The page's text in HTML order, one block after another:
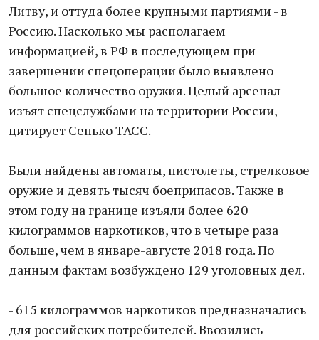
Литву, и оттуда более крупными партиями - в
Россию. Насколько мы располагаем
информацией, в РФ в последующем при
завершении спецоперации было выявлено
большое количество оружия. Целый арсенал
изъят спецслужбами на территории России, -
цитирует Сенько ТАСС.
Были найдены автоматы, пистолеты, стрелковое
оружие и девять тысяч боеприпасов. Также в
этом году на границе изъяли более 620
килограммов наркотиков, что в четыре раза
больше, чем в январе-августе 2018 года. По
данным фактам возбуждено 129 уголовных дел.
- 615 килограммов наркотиков предназначались
для российских потребителей. Ввозились